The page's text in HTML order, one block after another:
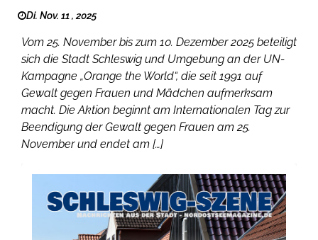
Di. Nov. 11 , 2025
Vom 25. November bis zum 10. Dezember 2025 beteiligt
sich die Stadt Schleswig und Umgebung an der UN-
Kampagne „Orange the World“, die seit 1991 auf
Gewalt gegen Frauen und Mädchen aufmerksam
macht. Die Aktion beginnt am Internationalen Tag zur
Beendigung der Gewalt gegen Frauen am 25.
November und endet am […]